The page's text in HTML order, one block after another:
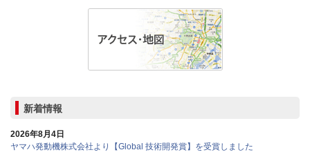
新着情報
2026年8月4日
ヤマハ発動機株式会社より【Global 技術開発賞】を受賞しました